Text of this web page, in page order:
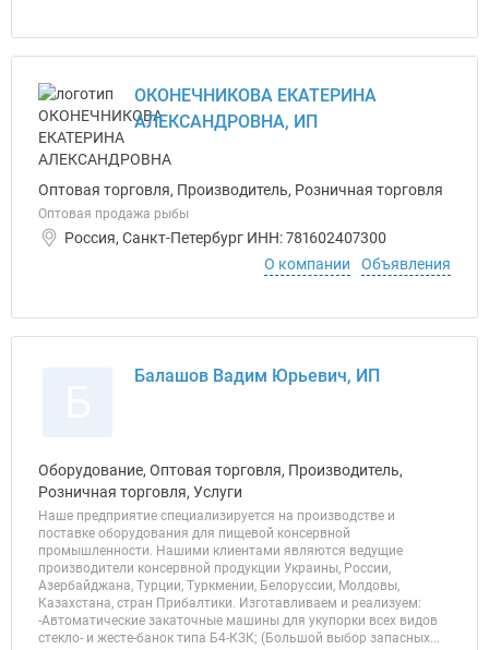
ОКОНЕЧНИКОВА ЕКАТЕРИНА
АЛЕКСАНДРОВНА, ИП
Оптовая торговля, Производитель, Розничная торговля
Оптовая продажа рыбы
Россия, Санкт-Петербург ИНН: 781602407300
О компании
Объявления
Балашов Вадим Юрьевич, ИП
Оборудование, Оптовая торговля, Производитель,
Розничная торговля, Услуги
Наше предприятие специализируется на производстве и
поставке оборудования для пищевой консервной
промышленности. Нашими клиентами являются ведущие
производители консервной продукции Украины, России,
Азербайджана, Турции, Туркмении, Белоруссии, Молдовы,
Казахстана, стран Прибалтики. Изготавливаем и реализуем:
-Автоматические закаточные машины для укупорки всех видов
стекло- и жесте-банок типа Б4-КЗК; (Большой выбор запасных...